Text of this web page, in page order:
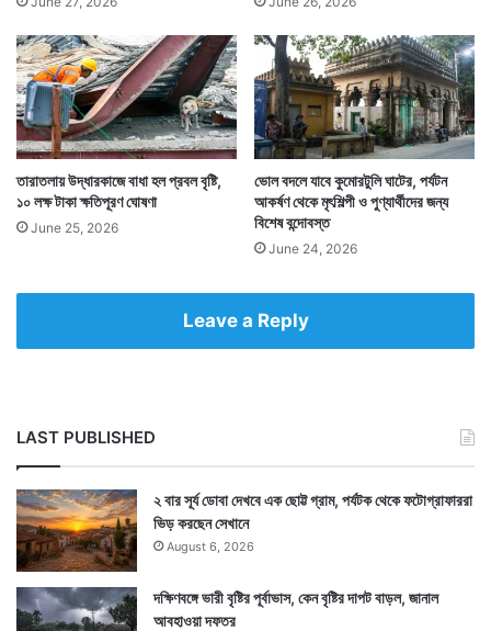
তারাতলায় উদ্ধারকাজে বাধা হল প্রবল বৃষ্টি,
১০ লক্ষ টাকা ক্ষতিপূরণ ঘোষণা
June 25, 2026
ভোল বদলে যাবে কুমোরটুলি ঘাটের, পর্যটন
আকর্ষণ থেকে মৃৎশিল্পী ও পুণ্যার্থীদের জন্য
বিশেষ বন্দোবস্ত
June 24, 2026
Leave a Reply
LAST PUBLISHED
২ বার সূর্য ডোবা দেখবে এক ছোট্ট গ্রাম, পর্যটক থেকে ফটোগ্রাফাররা
ভিড় করছেন সেখানে
August 6, 2026
দক্ষিণবঙ্গে ভারী বৃষ্টির পূর্বাভাস, কেন বৃষ্টির দাপট বাড়ল, জানাল
আবহাওয়া দফতর